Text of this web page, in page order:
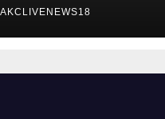
AKCLIVENEWS18